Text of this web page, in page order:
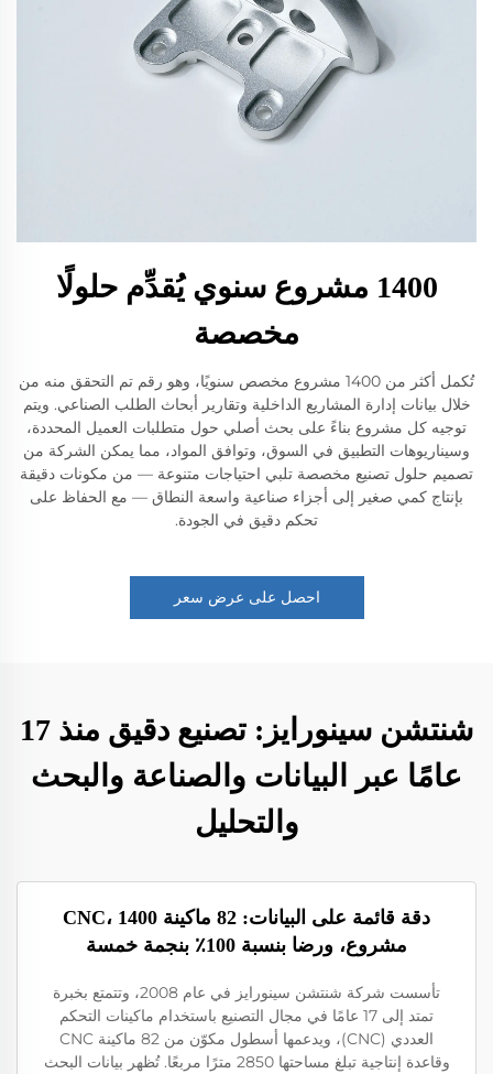
1400 مشروع سنوي يُقدِّم حلولًا
مخصصة
تُكمل أكثر من 1400 مشروع مخصص سنويًا، وهو رقم تم التحقق منه من
خلال بيانات إدارة المشاريع الداخلية وتقارير أبحاث الطلب الصناعي. ويتم
توجيه كل مشروع بناءً على بحث أصلي حول متطلبات العميل المحددة،
وسيناريوهات التطبيق في السوق، وتوافق المواد، مما يمكن الشركة من
تصميم حلول تصنيع مخصصة تلبي احتياجات متنوعة — من مكونات دقيقة
بإنتاج كمي صغير إلى أجزاء صناعية واسعة النطاق — مع الحفاظ على
تحكم دقيق في الجودة.
احصل على عرض سعر
شنتشن سينورايز: تصنيع دقيق منذ 17
عامًا عبر البيانات والصناعة والبحث
والتحليل
دقة قائمة على البيانات: 82 ماكينة CNC، 1400
مشروع، ورضا بنسبة 100٪ بنجمة خمسة
تأسست شركة شنتشن سينورايز في عام 2008، وتتمتع بخبرة
تمتد إلى 17 عامًا في مجال التصنيع باستخدام ماكينات التحكم
العددي (CNC)، ويدعمها أسطول مكوّن من 82 ماكينة CNC
وقاعدة إنتاجية تبلغ مساحتها 2850 مترًا مربعًا. تُظهر بيانات البحث